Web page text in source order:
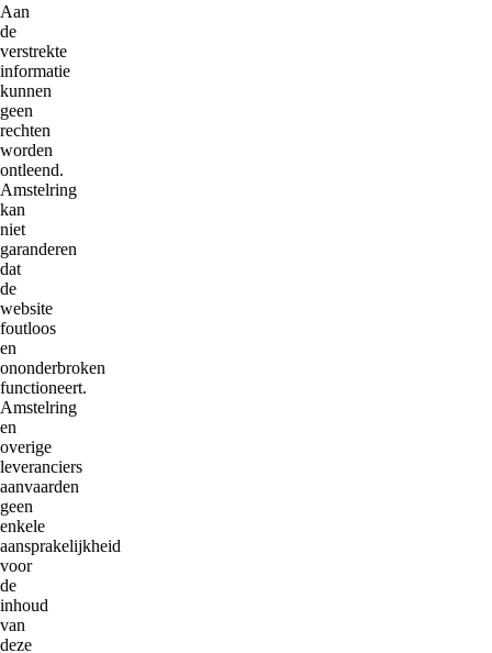
Aan
de
verstrekte
informatie
kunnen
geen
rechten
worden
ontleend.
Amstelring
kan
niet
garanderen
dat
de
website
foutloos
en
ononderbroken
functioneert.
Amstelring
en
overige
leveranciers
aanvaarden
geen
enkele
aansprakelijkheid
voor
de
inhoud
van
deze